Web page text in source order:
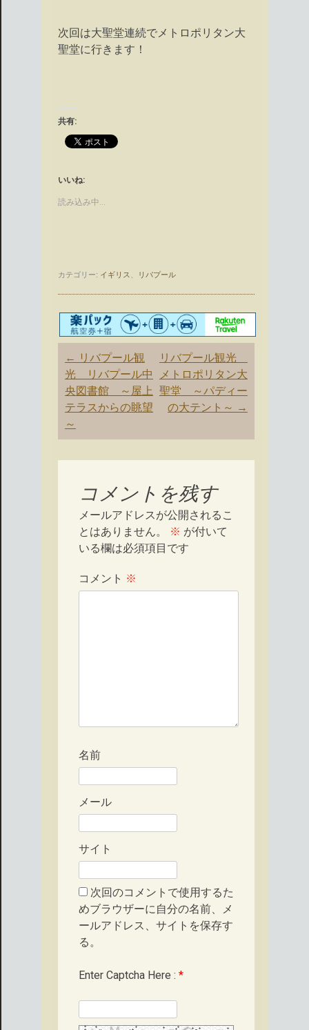
次回は大聖堂連続でメトロポリタン大
聖堂に行きます！
共有:
いいね:
読み込み中…
カテゴリー: イギリス リバプール
投
稿
ナ
ビ
ゲ
ー
← リバプール観
光 リバプール中
央図書館 ～屋上
テラスからの眺望
～
リバプール観光
メトロポリタン大
聖堂 ～パディー
の大テント～ →
コメントを残す
メールアドレスが公開されるこ
とはありません。
※ が付いて
いる欄は必須項目です
コメント ※
名前
メール
サイト
次回のコメントで使用するた
めブラウザーに自分の名前、メ
ールアドレス、サイトを保存す
る。
Enter Captcha Here : *